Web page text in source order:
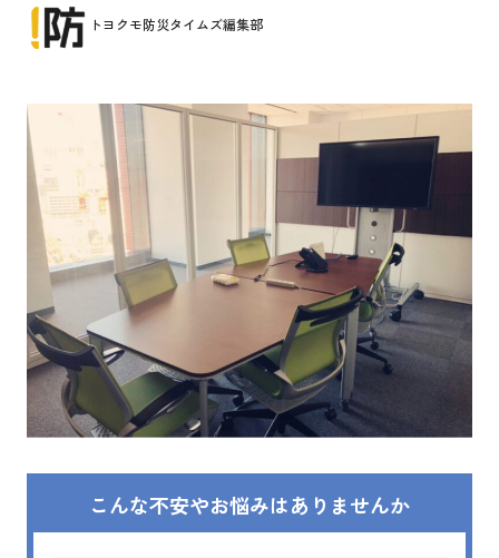
トヨクモ防災タイムズ編集部
こんな不安やお悩みはありませんか